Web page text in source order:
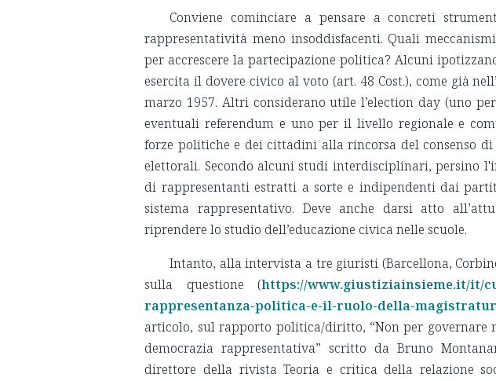
Conviene cominciare a pensare a concreti
rappresentatività meno insoddisfacenti. Quali
per accrescere la partecipazione politica? Alcuni
esercita il dovere civico al voto (art. 48 Cost.), come già
marzo 1957. Altri considerano utile l’election day (uno
eventuali referendum e uno per il livello regionale e
forze politiche e dei cittadini alla rincorsa del consenso
elettorali. Secondo alcuni studi interdisciplinari, persino
di rappresentanti estratti a sorte e indipendenti dai
sistema rappresentativo. Deve anche darsi atto
riprendere lo studio dell’educazione civica nelle scuole.
Intanto, alla intervista a tre giuristi (Barcellona,
sulla questione (https://www.giustiziainsieme.it/it/
rappresentanza-politica-e-il-ruolo-della-
articolo, sul rapporto politica/diritto, “Non per governare
democrazia rappresentativa” scritto da Bruno
direttore della rivista Teoria e critica della relazione